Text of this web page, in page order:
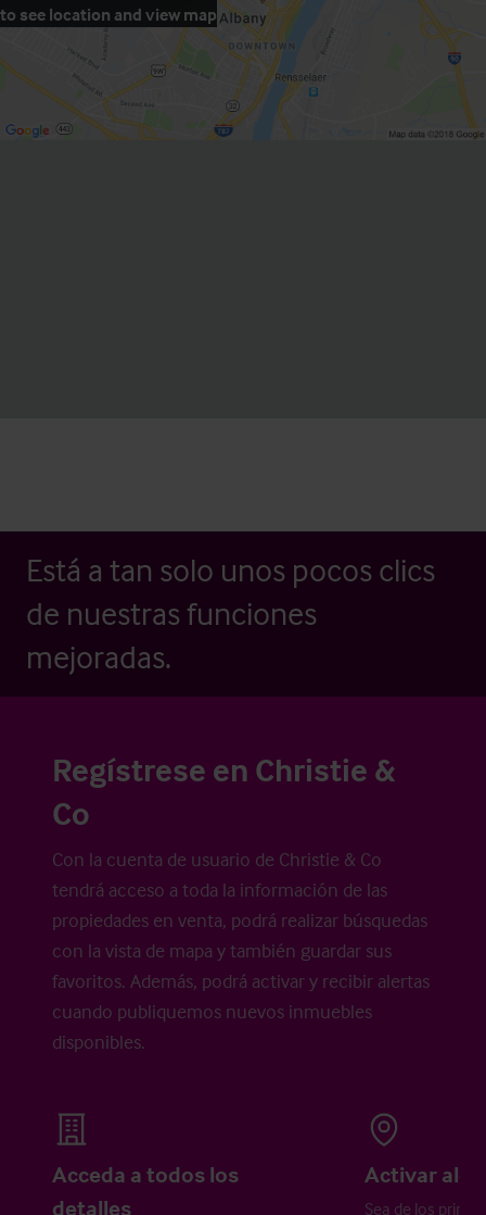
to see location and view map
Está a tan solo unos pocos clics
de nuestras funciones
mejoradas.
Regístrese en Christie &
Co
Con la cuenta de usuario de Christie & Co
tendrá acceso a toda la información de las
propiedades en venta, podrá realizar búsquedas
con la vista de mapa y también guardar sus
favoritos. Además, podrá activar y recibir alertas
cuando publiquemos nuevos inmuebles
disponibles.
Acceda a todos los
detalles
Activar
Sea de los